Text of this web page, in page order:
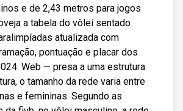
e de 2,43 metros para jogos
a tabela do vôlei sentado
atualizada com
pontuação e placar dos
Web — presa a uma estrutura
o tamanho da rede varia entre
e femininas. Segundo as